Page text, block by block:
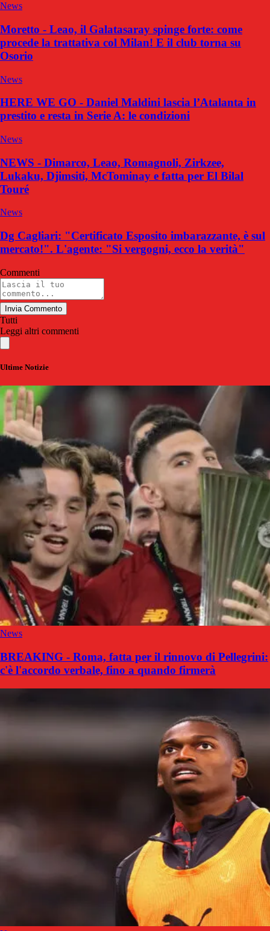
News
Moretto - Leao, il Galatasaray spinge forte: come
procede la trattativa col Milan! E il club torna su
Osorio
News
HERE WE GO - Daniel Maldini lascia l’Atalanta in
prestito e resta in Serie A: le condizioni
News
NEWS - Dimarco, Leao, Romagnoli, Zirkzee,
Lukaku, Djimsiti, McTominay e fatta per El Bilal
Touré
News
Dg Cagliari: "Certificato Esposito imbarazzante, è sul
mercato!". L'agente: "Si vergogni, ecco la verità"
Commenti
Invia Commento
Tutti
Leggi altri commenti
Ultime Notizie
News
BREAKING - Roma, fatta per il rinnovo di Pellegrini:
c'è l'accordo verbale, fino a quando firmerà